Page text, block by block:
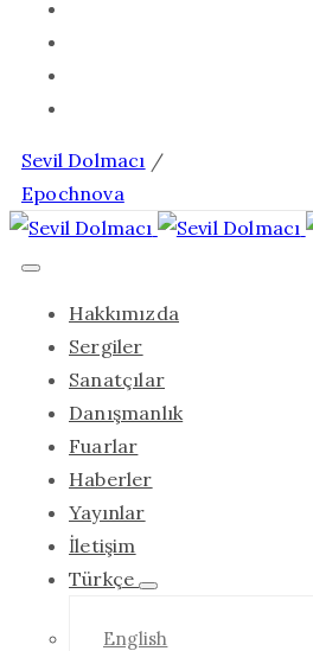
Sevil Dolmacı /
Epochnova
Hakkımızda
Sergiler
Sanatçılar
Danışmanlık
Fuarlar
Haberler
Yayınlar
İletişim
Türkçe
English